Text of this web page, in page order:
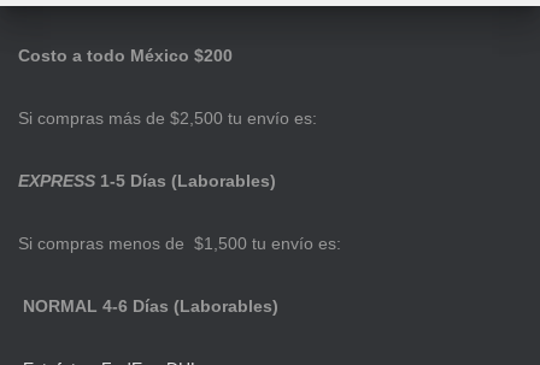
Costo a todo México $200
Si compras más de $2,500 tu envío es:
EXPRESS 1-5 Días (Laborables)
Si compras menos de $1,500 tu envío es:
NORMAL 4-6 Días (Laborables)